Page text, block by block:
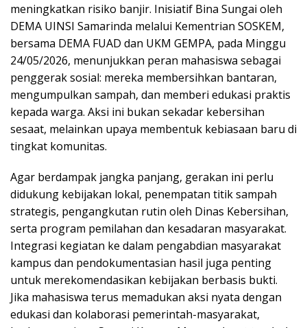
meningkatkan risiko banjir. Inisiatif Bina Sungai oleh
DEMA UINSI Samarinda melalui Kementrian SOSKEM,
bersama DEMA FUAD dan UKM GEMPA, pada Minggu
24/05/2026, menunjukkan peran mahasiswa sebagai
penggerak sosial: mereka membersihkan bantaran,
mengumpulkan sampah, dan memberi edukasi praktis
kepada warga. Aksi ini bukan sekadar kebersihan
sesaat, melainkan upaya membentuk kebiasaan baru di
tingkat komunitas.
Agar berdampak jangka panjang, gerakan ini perlu
didukung kebijakan lokal, penempatan titik sampah
strategis, pengangkutan rutin oleh Dinas Kebersihan,
serta program pemilahan dan kesadaran masyarakat.
Integrasi kegiatan ke dalam pengabdian masyarakat
kampus dan pendokumentasian hasil juga penting
untuk merekomendasikan kebijakan berbasis bukti.
Jika mahasiswa terus memadukan aksi nyata dengan
edukasi dan kolaborasi pemerintah-masyarakat,